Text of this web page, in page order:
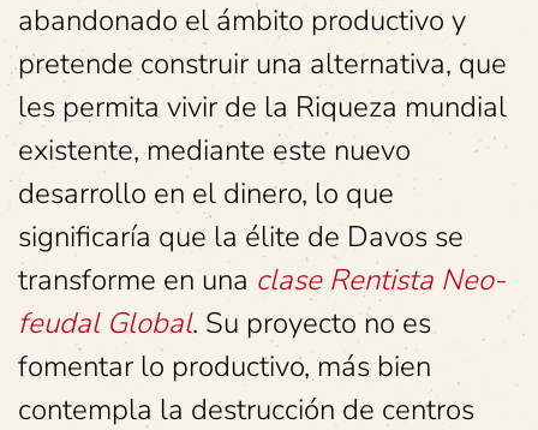
abandonado el ámbito productivo y
pretende construir una alternativa, que
les permita vivir de la Riqueza mundial
existente, mediante este nuevo
desarrollo en el dinero, lo que
significaría que la élite de Davos se
transforme en una clase Rentista Neo-
feudal Global. Su proyecto no es
fomentar lo productivo, más bien
contempla la destrucción de centros